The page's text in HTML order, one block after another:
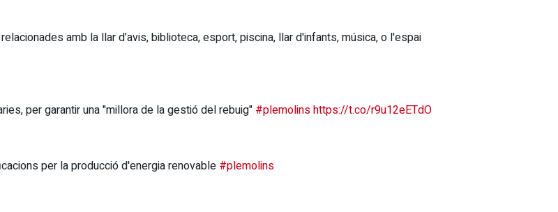
amb la llar d’avis, biblioteca, esport, piscina, llar d'infants, música, o l'espai
per garantir una "millora de la gestió del rebuig" #plemolinshttps://t.co/r9u12eETdO
per la producció d'energia renovable #plemolins